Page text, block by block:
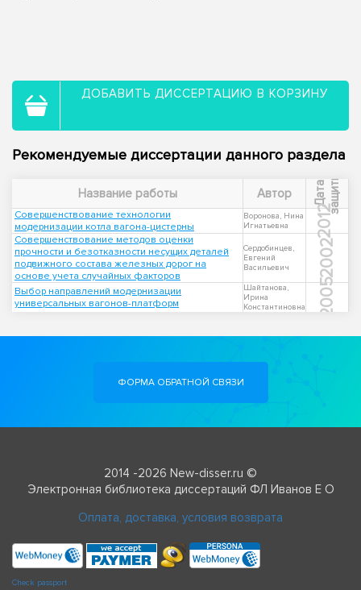
ДОБАВИТЬ ДИССЕРТАЦИЮ В КОРЗИНУ
Рекомендуемые диссертации данного раздела
Название работы Автор Д
а
т
а
з
а
щ
и
ты
Совершенствование технологии
модернизации котла вагона-цистерны
Воронова, Нина
Игнатьевна
2012
Совершенствование методов оценки
прочности и безотказности несущих деталей
подвижного состава железных дорог на
основе учета случайных факторов
Сердобинцев,
Евгений
Васильевич
2002
Выбор направлений модернизации
универсальных вагонов-платформ
Шайтанова,
Ирина
Константиновна
2005
ФОРМА ОБРАТНОЙ СВЯЗИ
2014 -2026 New-disser.ru ©
Электронная библиотека диссертаций ФЛ Иванов Е О
Оплата, доставка, условия возврата
Check passport